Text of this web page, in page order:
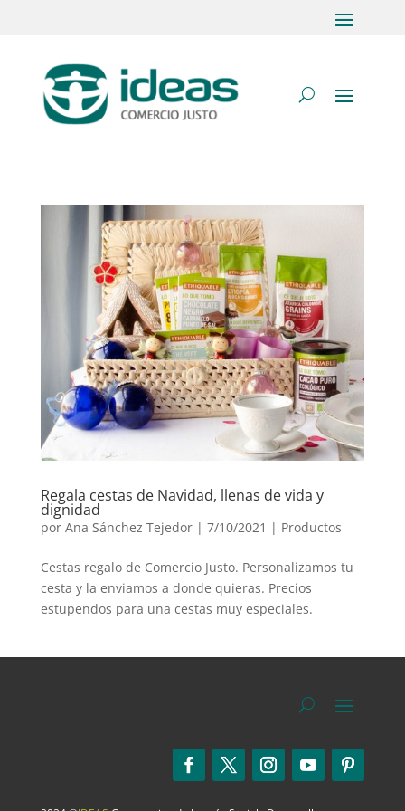
Regala cestas de Navidad, llenas de vida y
dignidad
por Ana Sánchez Tejedor| 7/10/2021 | Productos
Cestas regalo de Comercio Justo. Personalizamos tu
cesta y la enviamos a donde quieras. Precios
estupendos para una cestas muy especiales.